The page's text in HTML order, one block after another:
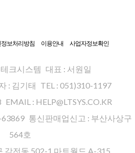
정보처리방침 이용안내 사업자정보확인
크시스템 대표 : 서원일
: 김기태 TEL : 051)310-1197
EMAIL : HELP@LTSYS.CO.KR
63869 통신판매업신고 : 부산사상구
564호
감전동 502-1 마트월드 A-315